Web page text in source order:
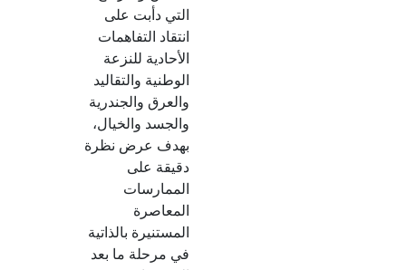
التي دأبت على
انتقاد التفاهمات
الأحادية للنزعة
الوطنية والتقاليد
والعرق والجندرية
والجسد والخيال،
بهدف عرض نظرة
دقيقة على
الممارسات
المعاصرة
المستنيرة بالذاتية
في مرحلة ما بعد